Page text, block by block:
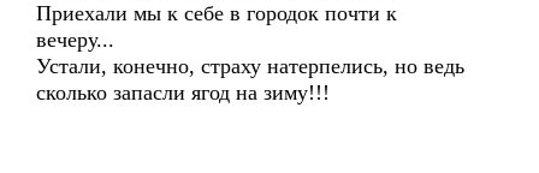
Приехали мы к себе в городок почти к
вечеру...
Устали, конечно, страху натерпелись, но ведь
сколько запасли ягод на зиму!!!